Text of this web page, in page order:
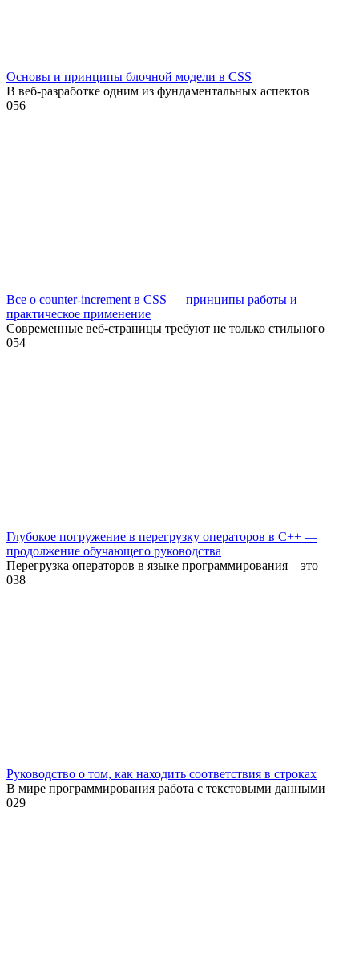
Основы и принципы блочной модели в CSS
В веб-разработке одним из фундаментальных аспектов
056
Все о counter-increment в CSS — принципы работы и
практическое применение
Современные веб-страницы требуют не только стильного
054
Глубокое погружение в перегрузку операторов в C++ —
продолжение обучающего руководства
Перегрузка операторов в языке программирования – это
038
Руководство о том, как находить соответствия в строках
В мире программирования работа с текстовыми данными
029